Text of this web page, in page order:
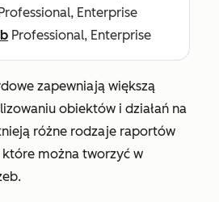
Enterprise
Professional, Enterprise
zapewniają większą
obiektów i działań na
różne rodzaje raportów
można tworzyć w